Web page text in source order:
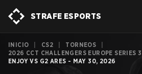
STRAFE ESPORTS
INICIO CS2 TORNEOS
2026 CCT CHALLENGERS EUROPE SERIES 3
ENJOY VS G2 ARES - MAY 30, 2026